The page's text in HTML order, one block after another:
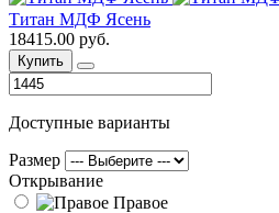
Титан МДФ Ясень
18415.00 руб.
Купить
Доступные варианты
Размер
Открывание
Правое